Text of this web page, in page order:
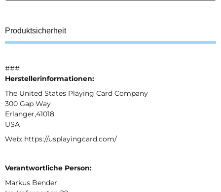
Produktsicherheit
###
Herstellerinformationen:
The United States Playing Card Company
300 Gap Way
Erlanger,41018
USA
Web: https://usplayingcard.com/
Verantwortliche Person:
Markus Bender